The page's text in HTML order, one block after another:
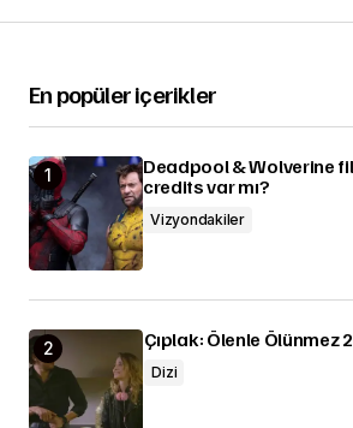
En popüler içerikler
Deadpool & Wolverine
credits var mı?
Vizyondakiler
Çıplak: Ölenle Ölünmez
Dizi